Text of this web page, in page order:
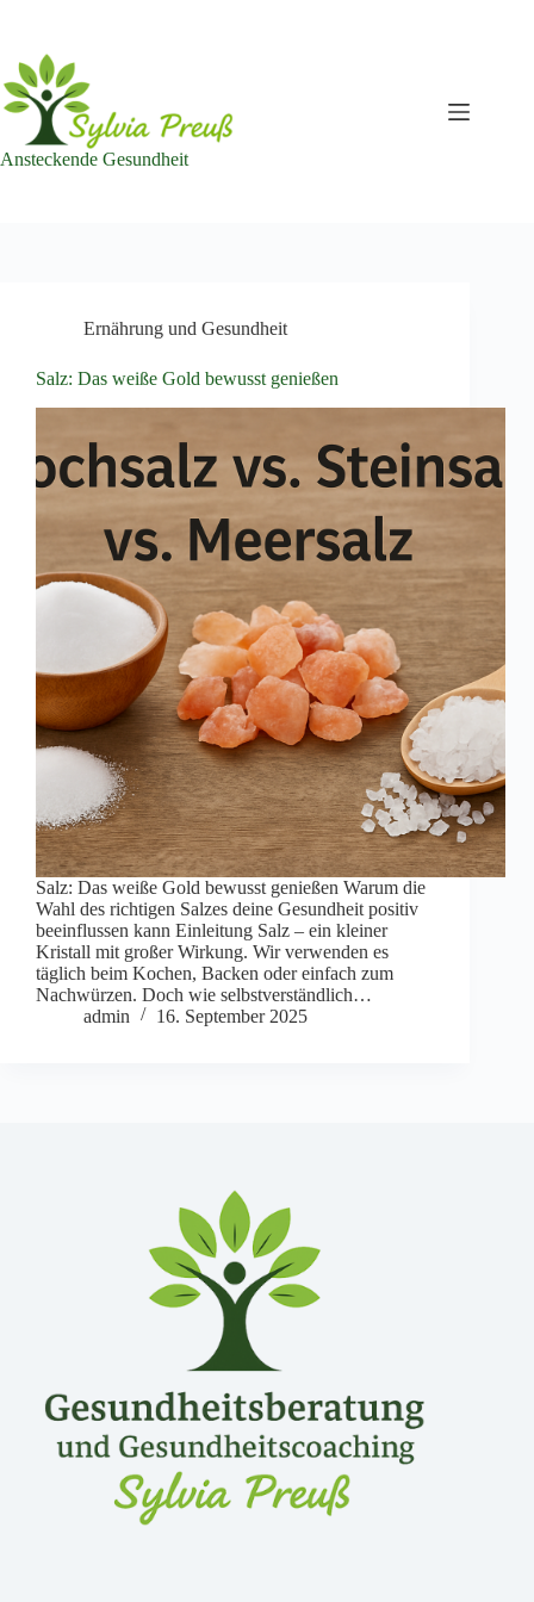
springen
Ansteckende Gesundheit
Ernährung und Gesundheit
Salz: Das weiße Gold bewusst genießen
Salz: Das weiße Gold bewusst genießen Warum die
Wahl des richtigen Salzes deine Gesundheit positiv
beeinflussen kann Einleitung Salz – ein kleiner
Kristall mit großer Wirkung. Wir verwenden es
täglich beim Kochen, Backen oder einfach zum
Nachwürzen. Doch wie selbstverständlich…
admin
16. September 2025